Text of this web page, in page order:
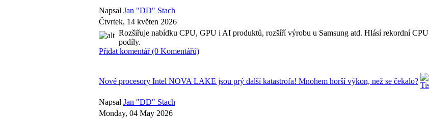
Napsal Jan "DD" Stach
Čtvrtek, 14 květen 2026
Rozšiřuje nabídku CPU, GPU i AI produktů, rozšíří výrobu u Samsung atd. Hlásí rekordní CPU
podíly.
Přidat komentář (0 Komentářů)
Nové procesory Intel NOVA LAKE jsou prý další katastrofa! Mnohem horší výkon, než se čekalo?
Napsal Jan "DD" Stach
Monday, 04 May 2026